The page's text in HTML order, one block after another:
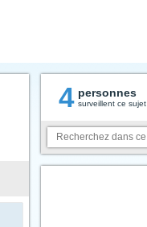
4 personnes
surveillent ce sujet